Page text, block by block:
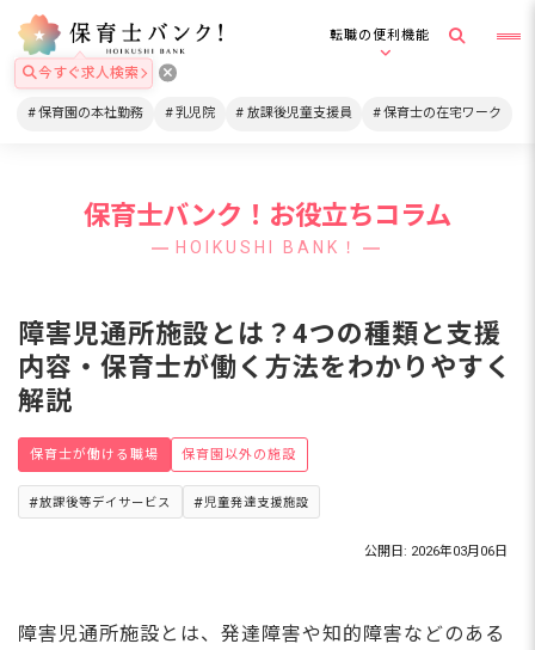
転職の便利機能
今すぐ求人検索
保育園の本社勤務 乳児院 放課後児童支援員 保育士の在宅ワーク
保育士バンク！お役立ちコラム
HOIKUSHI BANK！
障害児通所施設とは？4つの種類と支援
内容・保育士が働く方法をわかりやすく
解説
保育士が働ける職場 保育園以外の施設
放課後等デイサービス 児童発達支援施設
公開日: 2026年03月06日
障害児通所施設とは、発達障害や知的障害などのある